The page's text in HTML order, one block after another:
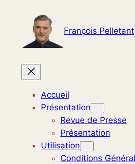
contenu
François Pelletant
Accueil
Présentation
Revue de Presse
Présentation
Utilisation
Conditions